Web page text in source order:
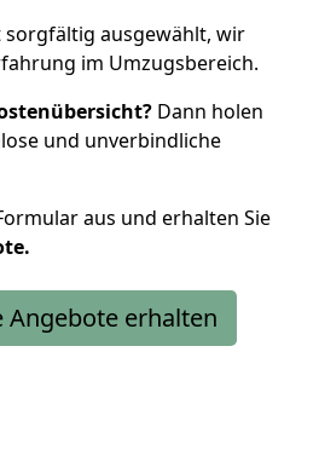
sorgfältig ausgewählt, wir
im Umzugsbereich.
Dann holen
und unverbindliche
aus und erhalten Sie
Angebote erhalten